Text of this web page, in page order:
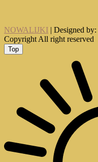
NOWALIJKI | Designed by:
Copyright All right reserved
Top